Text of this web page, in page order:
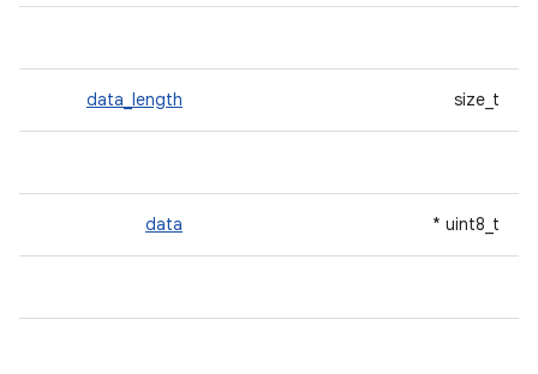
size_t
data_length
uint8_t *
data